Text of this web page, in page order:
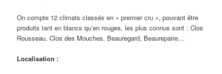
On compte 12 climats classés en « premier cru », pouvant être
produits tant en blancs qu’en rouges, les plus connus sont : Clos
Rousseau, Clos des Mouches, Beauregard, Beaurepaire…
Localisation :